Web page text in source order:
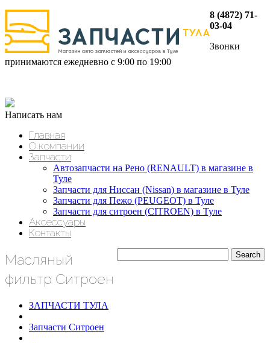
8 (4872) 71-
03-04
Звонки
принимаются ежедневно с 9:00 по 19:00
Написать нам
Главная
О компании
Запчасти
Автозапчасти на Рено (RENAULT) в магазине в
Туле
Запчасти для Ниссан (Nissan) в магазине в Туле
Запчасти для Пежо (PEUGEOT) в Туле
Запчасти для ситроен (CITROEN) в Туле
Аксессуары
Контакты
Масляный
фильтр Ситроен
ЗАПЧАСТИ ТУЛА
Запчасти Ситроен